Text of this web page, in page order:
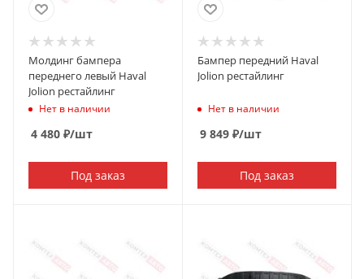
Молдинг бампера
переднего левый Haval
Jolion рестайлинг
Нет в наличии
4 480 ₽/шт
Под заказ
Бампер передний Haval
Jolion рестайлинг
Нет в наличии
9 849 ₽/шт
Под заказ